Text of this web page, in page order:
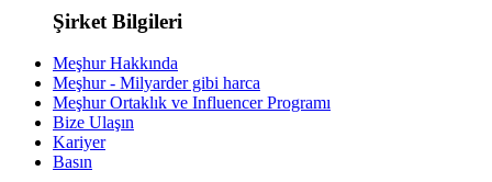
Şirket Bilgileri
Meşhur Hakkında
Meşhur - Milyarder gibi harca
Meşhur Ortaklık ve Influencer Programı
Bize Ulaşın
Kariyer
Basın